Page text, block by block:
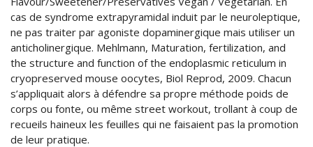
cas de syndrome extrapyramidal induit par le neuroleptique,
ne pas traiter par agoniste dopaminergique mais utiliser un
anticholinergique. Mehlmann, Maturation, fertilization, and
the structure and function of the endoplasmic reticulum in
cryopreserved mouse oocytes, Biol Reprod, 2009. Chacun
s’appliquait alors à défendre sa propre méthode poids de
corps ou fonte, ou même street workout, trollant à coup de
recueils haineux les feuilles qui ne faisaient pas la promotion
de leur pratique.